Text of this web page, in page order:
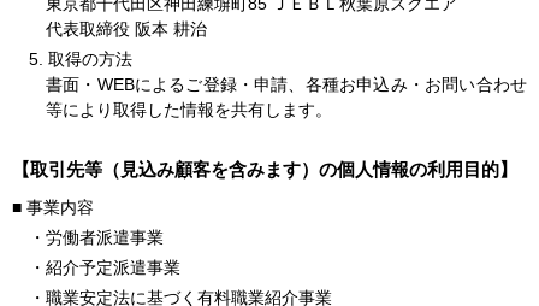
代表取締役 阪本 耕治
5. 取得の方法
書面・WEBによるご登録・申請、各種お申込み・お問い合わせ
等により取得した情報を共有します。
【取引先等（見込み顧客を含みます）の個人情報の利用目的】
■ 事業内容
・労働者派遣事業
・紹介予定派遣事業
・職業安定法に基づく有料職業紹介事業